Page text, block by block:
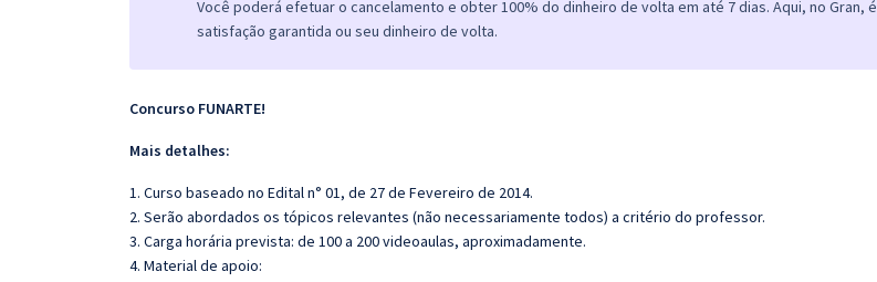
Você poderá efetuar o cancelamento e obter 100% do dinheiro de volta em até 7 dias. Aqui, no Gran, é
satisfação garantida ou seu dinheiro de volta.
Concurso FUNARTE!
Mais detalhes:
1. Curso baseado no Edital n° 01, de 27 de Fevereiro de 2014.
2. Serão abordados os tópicos relevantes (não necessariamente todos) a critério do professor.
3. Carga horária prevista: de 100 a 200 videoaulas, aproximadamente.
4. Material de apoio: